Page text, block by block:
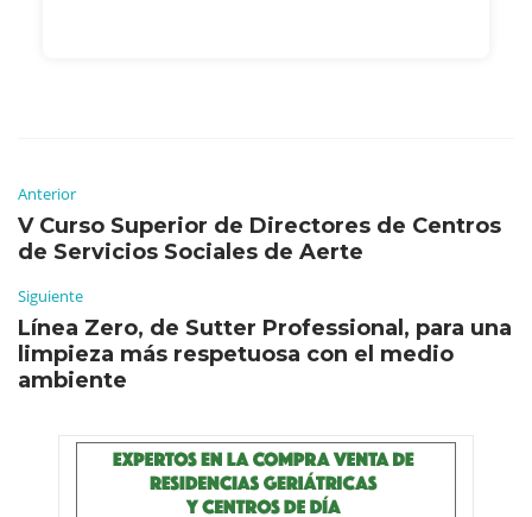
Anterior
V Curso Superior de Directores de Centros
de Servicios Sociales de Aerte
Siguiente
Línea Zero, de Sutter Professional, para una
limpieza más respetuosa con el medio
ambiente